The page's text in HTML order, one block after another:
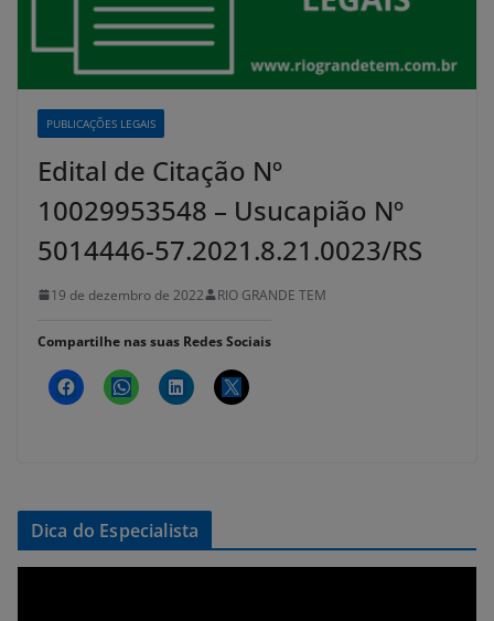
PUBLICAÇÕES LEGAIS
Edital de Citação Nº
10029953548 – Usucapião Nº
5014446-57.2021.8.21.0023/RS
19 de dezembro de 2022 RIO GRANDE TEM
Compartilhe nas suas Redes Sociais
Dica do Especialista